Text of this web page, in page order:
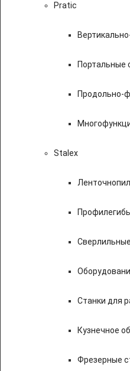
Pratic
Продольно-
Stalex
Станки для
Кузнечное
Фрезерные